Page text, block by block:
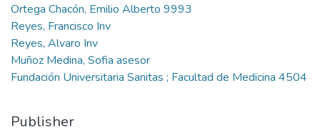
Ortega Chacón, Emilio Alberto 9993
Reyes, Francisco Inv
Reyes, Alvaro Inv
Muñoz Medina, Sofia asesor
Fundación Universitaria Sanitas ; Facultad de Medicina 4504
Publisher